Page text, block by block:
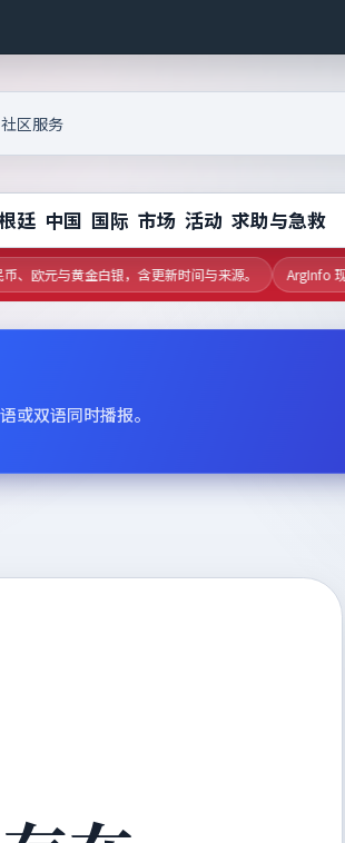
廷 中国 国际 市场 活动 求助与急救
欧元与黄金白银，含更新时间与来源。 ArgInfo 现
或双语同时播报。